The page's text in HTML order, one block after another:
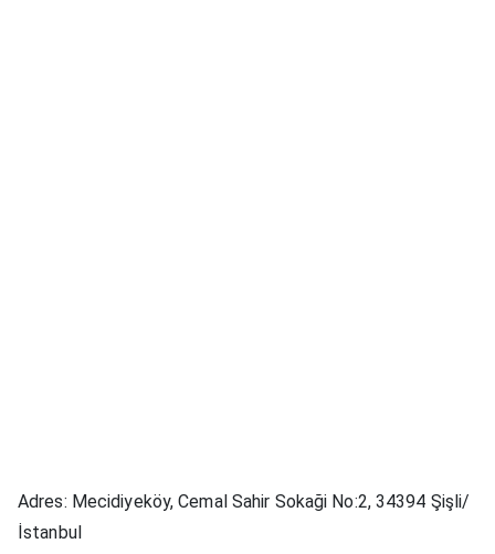
Adres: Mecidiyeköy, Cemal Sahir Sokaği No:2, 34394 Şişli/
İstanbul